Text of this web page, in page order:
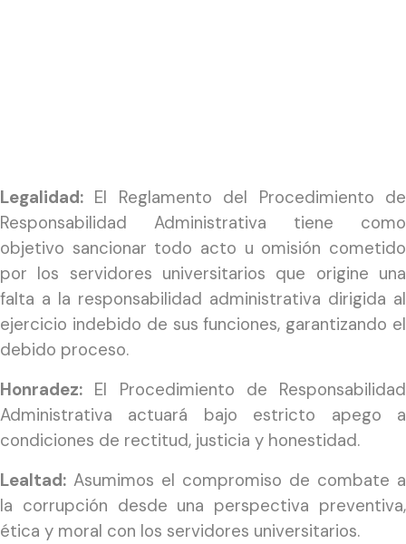
Legalidad: El Reglamento del Procedimiento de
Responsabilidad Administrativa tiene como
objetivo sancionar todo acto u omisión cometido
por los servidores universitarios que origine una
falta a la responsabilidad administrativa dirigida al
ejercicio indebido de sus funciones, garantizando el
debido proceso.
Honradez: El Procedimiento de Responsabilidad
Administrativa actuará bajo estricto apego a
condiciones de rectitud, justicia y honestidad.
Lealtad: Asumimos el compromiso de combate a
la corrupción desde una perspectiva preventiva,
ética y moral con los servidores universitarios.